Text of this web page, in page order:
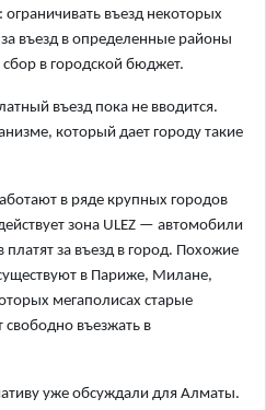
въезд некоторых
въезд в определенные районы
в городской бюджет.
въезд пока не вводится.
который дает городу такие
в ряде крупных городов
зона ULEZ — автомобили
за въезд в город. Похожие
в Париже, Милане,
мегаполисах старые
въезжать в
уже обсуждали для Алматы.